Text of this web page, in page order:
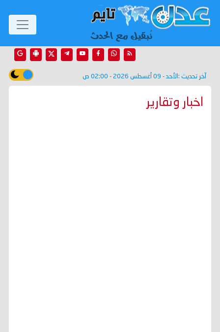
آخر تحديث : الأحد - 09 أغسطس 2026 - 02:00 ص
اخبار وتقارير